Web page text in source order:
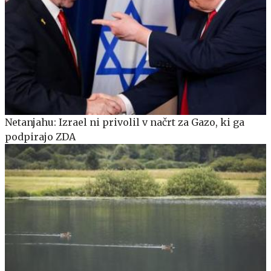
Netanjahu: Izrael ni privolil v načrt za Gazo, ki ga
podpirajo ZDA